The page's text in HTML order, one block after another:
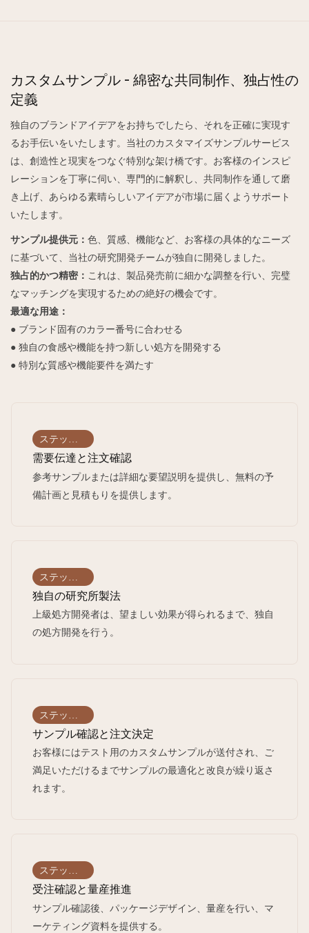
カスタムサンプル - 綿密な共同制作、独占性の
定義
独自のブランドアイデアをお持ちでしたら、それを正確に実現す
るお手伝いをいたします。当社のカスタマイズサンプルサービス
は、創造性と現実をつなぐ特別な架け橋です。お客様のインスピ
レーションを丁寧に伺い、専門的に解釈し、共同制作を通して磨
き上げ、あらゆる素晴らしいアイデアが市場に届くようサポート
いたします。
サンプル提供元： 色、質感、機能など、お客様の具体的なニーズ
に基づいて、当社の研究開発チームが独自に開発しました。
独占的かつ精密： これは、製品発売前に細かな調整を行い、完璧
なマッチングを実現するための絶好の機会です。
最適な用途：
● ブランド固有のカラー番号に合わせる
● 独自の食感や機能を持つ新しい処方を開発する
● 特別な質感や機能要件を満たす
ステップ
01
需要伝達と注文確認
参考サンプルまたは詳細な要望説明を提供し、無料の予
備計画と見積もりを提供します。
ステップ
02
独自の研究所製法
上級処方開発者は、望ましい効果が得られるまで、独自
の処方開発を行う。
ステップ
03
サンプル確認と注文決定
お客様にはテスト用のカスタムサンプルが送付され、ご
満足いただけるまでサンプルの最適化と改良が繰り返さ
れます。
ステップ
04
受注確認と量産推進
サンプル確認後、パッケージデザイン、量産を行い、マ
ーケティング資料を提供する。